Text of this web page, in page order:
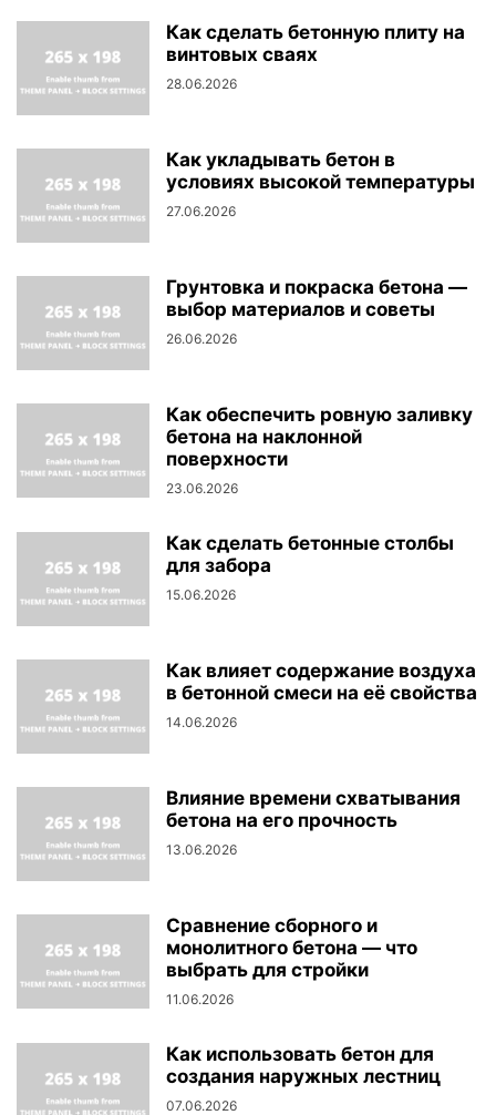
Как сделать бетонную плиту на
винтовых сваях
28.06.2026
Как укладывать бетон в
условиях высокой температуры
27.06.2026
Грунтовка и покраска бетона —
выбор материалов и советы
26.06.2026
Как обеспечить ровную заливку
бетона на наклонной
поверхности
23.06.2026
Как сделать бетонные столбы
для забора
15.06.2026
Как влияет содержание воздуха
в бетонной смеси на её свойства
14.06.2026
Влияние времени схватывания
бетона на его прочность
13.06.2026
Сравнение сборного и
монолитного бетона — что
выбрать для стройки
11.06.2026
Как использовать бетон для
создания наружных лестниц
07.06.2026